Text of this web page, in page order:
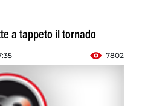
a tappeto il tornado
7802